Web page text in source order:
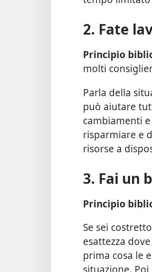
2. Fate
Principio
molti
Parla della
può aiutare
cambiamenti
risparmiare e
risorse a
3. Fai un
Principio
Se sei
esattezza
prima cosa le
situazione.